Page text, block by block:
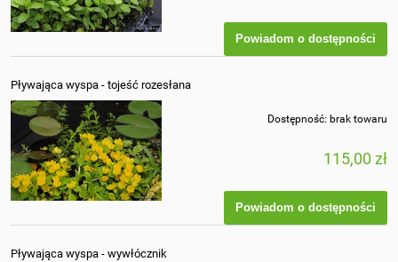
Powiadom o dostępności
Pływająca wyspa - tojeść rozesłana
Dostępność: brak towaru
115,00 zł
Powiadom o dostępności
Pływająca wyspa - wywłócznik